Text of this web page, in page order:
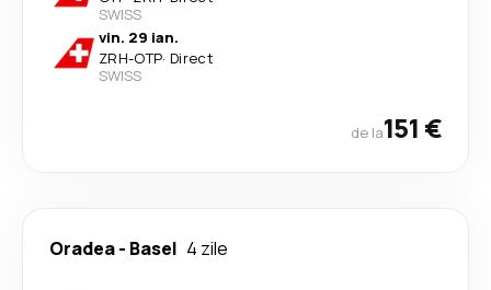
SWISS
vin. 29 ian.
ZRH-OTP· Direct
SWISS
de la151 €
Oradea- Basel 4 zile